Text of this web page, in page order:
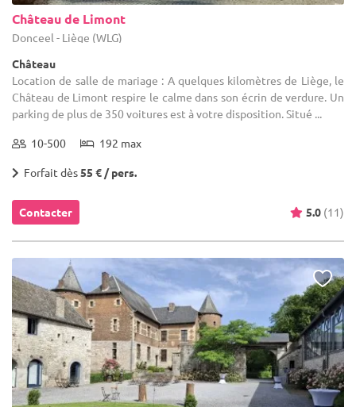
Château de Limont
Donceel - Liège (WLG)
Château
Location de salle de mariage : A quelques kilomètres de Liège, le
Château de Limont respire le calme dans son écrin de verdure. Un
parking de plus de 350 voitures est à votre disposition. Situé ...
10-500 192 max
Forfait dès55 € / pers.
Contacter 5.0 (11)